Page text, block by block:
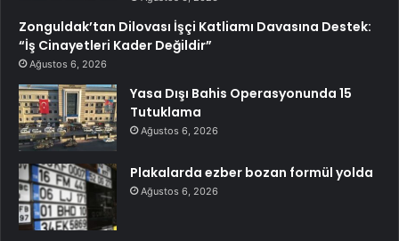
Zonguldak’tan Dilovası İşçi Katliamı Davasına Destek:
“İş Cinayetleri Kader Değildir”
Ağustos 6, 2026
Yasa Dışı Bahis Operasyonunda 15
Tutuklama
Ağustos 6, 2026
Plakalarda ezber bozan formül yolda
Ağustos 6, 2026